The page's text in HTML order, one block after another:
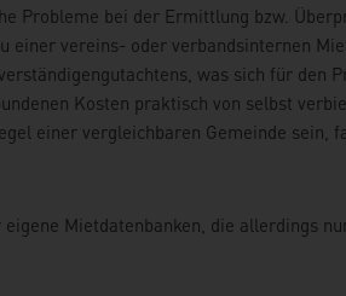
Probleme bei der Ermittlung bzw.
einer vereins- oder verbandsinternen
was sich für den
Kosten praktisch von selbst
einer vergleichbaren Gemeinde sein,
Mietdatenbanken, die allerdings